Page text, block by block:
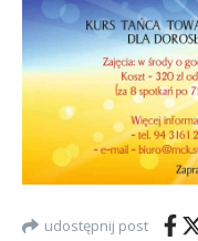
udostępnij post